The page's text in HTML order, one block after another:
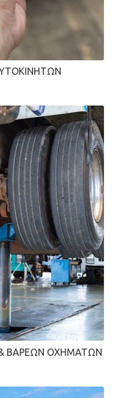
ΒΑΡΈΩΝ ΟΧΗΜΆΤΩΝ